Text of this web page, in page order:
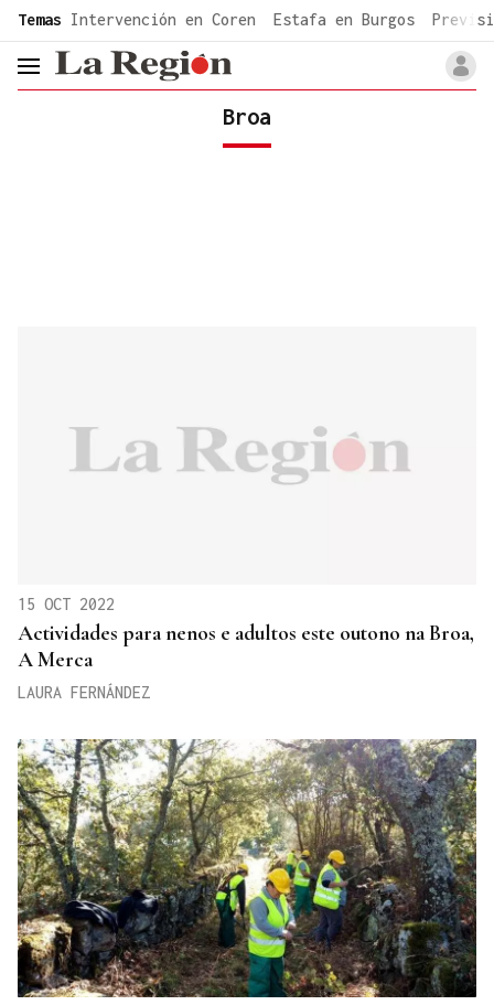
common.go-to-content
Temas Intervención en Coren Estafa en Burgos
header.menu.open
Broa
15 OCT 2022
Actividades para nenos e adultos este outono na Broa,
A Merca
LAURA FERNÁNDEZ